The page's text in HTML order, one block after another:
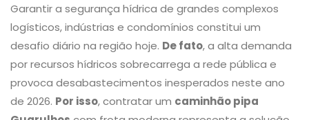
Garantir a segurança hídrica de grandes complexos
logísticos, indústrias e condomínios constitui um
desafio diário na região hoje. De fato, a alta demanda
por recursos hídricos sobrecarrega a rede pública e
provoca desabastecimentos inesperados neste ano
de 2026. Por isso, contratar um caminhão pipa